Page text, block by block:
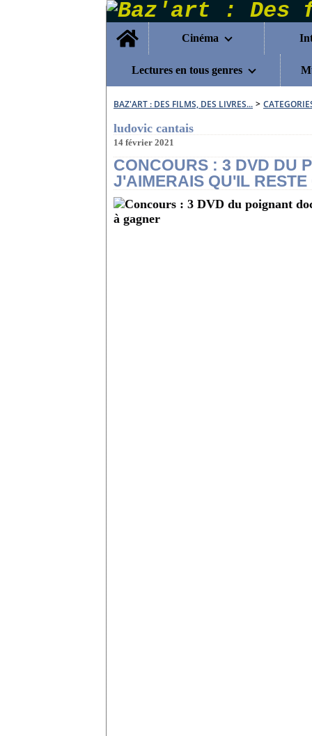
Home
Cinéma
Lectures en tous genres
BAZ'ART : DES FILMS, DES LIVRES... >
ludovic cantais
14 février 2021
CONCOURS : 3 DVD DU
J'AIMERAIS QU'IL